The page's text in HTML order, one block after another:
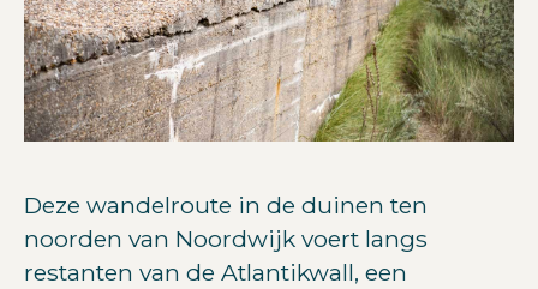
Deze wandelroute in de duinen ten
noorden van Noordwijk voert langs
restanten van de Atlantikwall, een